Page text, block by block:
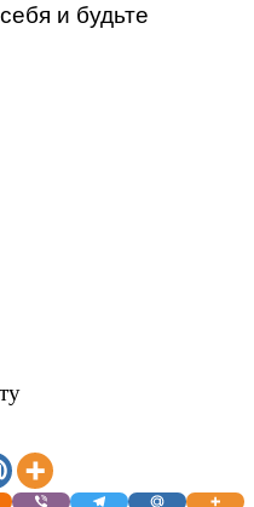
и будьте